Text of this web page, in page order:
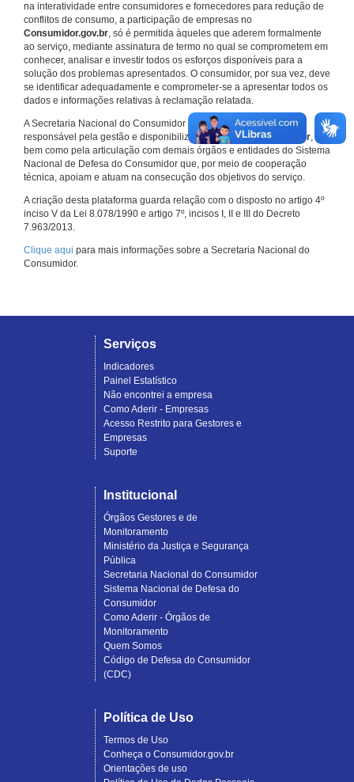
na interatividade entre consumidores e fornecedores para redução de
conflitos de consumo, a participação de empresas no
Consumidor.gov.br, só é permitida àqueles que aderem formalmente
ao serviço, mediante assinatura de termo no qual se comprometem em
conhecer, analisar e investir todos os esforços disponíveis para a
solução dos problemas apresentados. O consumidor, por sua vez, deve
se identificar adequadamente e comprometer-se a apresentar todos os
dados e informações relativas à reclamação relatada.
A Secretaria Nacional do Consumidor do Ministério da Justiça é a
responsável pela gestão e disponibilização doConsumidor.gov.br,
bem como pela articulação com demais órgãos e entidades do Sistema
Nacional de Defesa do Consumidor que, por meio de cooperação
técnica, apoiam e atuam na consecução dos objetivos do serviço.
A criação desta plataforma guarda relação com o disposto no artigo 4º
inciso V da Lei 8.078/1990 e artigo 7º, incisos I, II e III do Decreto
7.963/2013.
Clique aqui para mais informações sobre a Secretaria Nacional do
Consumidor.
Serviços
Indicadores
Painel Estatístico
Não encontrei a empresa
Como Aderir - Empresas
Acesso Restrito para Gestores e
Empresas
Suporte
Institucional
Órgãos Gestores e de
Monitoramento
Ministério da Justiça e Segurança
Pública
Secretaria Nacional do Consumidor
Sistema Nacional de Defesa do
Consumidor
Como Aderir - Órgãos de
Monitoramento
Quem Somos
Código de Defesa do Consumidor
(CDC)
Política de Uso
Termos de Uso
Conheça o Consumidor.gov.br
Orientações de uso